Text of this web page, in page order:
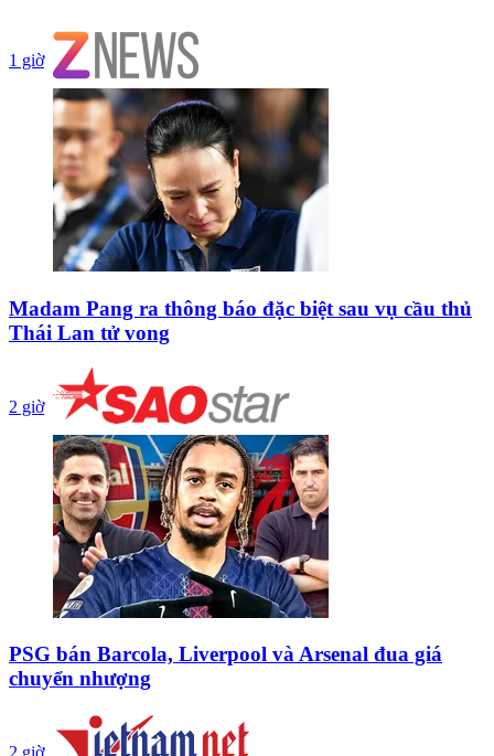
1 giờ
Madam Pang ra thông báo đặc biệt sau vụ cầu thủ
Thái Lan tử vong
2 giờ
PSG bán Barcola, Liverpool và Arsenal đua giá
chuyển nhượng
2 giờ